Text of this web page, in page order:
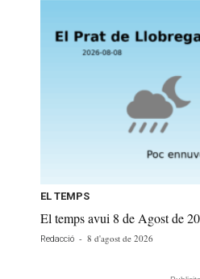
EL TEMPS
El temps avui 8 de Agost de
Redacció - 8 d'agost de 2026